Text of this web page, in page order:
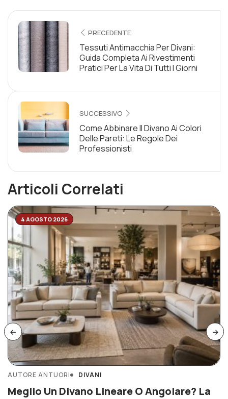
PRECEDENTE
Tessuti Antimacchia Per Divani:
Guida Completa Ai Rivestimenti
Pratici Per La Vita Di Tutti I Giorni
SUCCESSIVO
Come Abbinare Il Divano Ai Colori
Delle Pareti: Le Regole Dei
Professionisti
Articoli Correlati
4 AGOSTO 2026
AUTORE ANTUORI DIVANI
Meglio Un Divano Lineare O Angolare? La